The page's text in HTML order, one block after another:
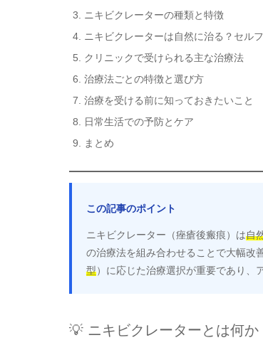
ニキビクレーターの種類と特徴
ニキビクレーターは自然に治る？セル
クリニックで受けられる主な治療法
治療法ごとの特徴と選び方
治療を受ける前に知っておきたいこと
日常生活での予防とケア
まとめ
この記事のポイント
ニキビクレーター（痤瘡後瘢痕）は自
の治療法を組み合わせることで大幅改
型）に応じた治療選択が重要であり、
💡 ニキビクレーターとは何か